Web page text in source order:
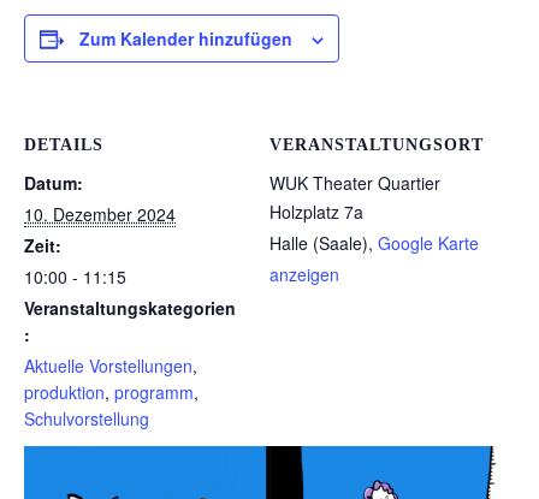
Zum Kalender hinzufügen
DETAILS
Datum:
10. Dezember 2024
Zeit:
10:00 - 11:15
Veranstaltungskategorien
:
Aktuelle Vorstellungen,
produktion, programm,
Schulvorstellung
VERANSTALTUNGSORT
WUK Theater Quartier
Holzplatz 7a
Halle (Saale), Google Karte
anzeigen